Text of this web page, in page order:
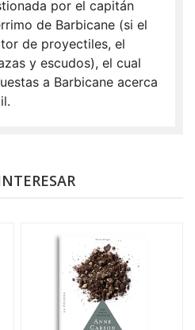
por el capitán
de Barbicane (si el
de proyectiles, el
y escudos), el cual
a Barbicane acerca